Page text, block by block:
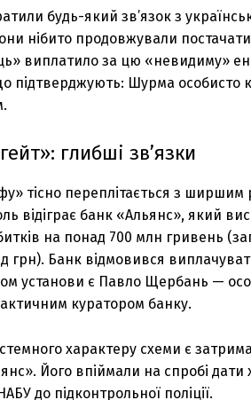
будь-який зв’язок з
нібито продовжували
виплатило за цю «невидиму»
підтверджують: Шурма особисто
глибші зв’язки
тісно переплітається з ширшим
відіграє банк «Альянс», який
на понад 700 млн гривень
грн). Банк відмовився
установи є Павло Щербань —
куратором банку.
характеру схеми є
Його впіймали на спробі дати
до підконтрольної поліції.